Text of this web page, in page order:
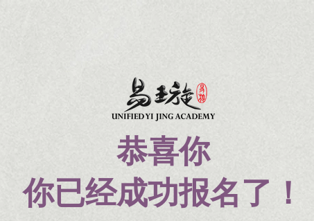
恭喜你
你已经成功报名了！